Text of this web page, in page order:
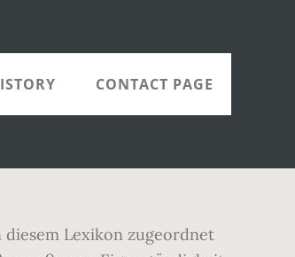
CONTACT PAGE
diesem Lexikon zugeordnet